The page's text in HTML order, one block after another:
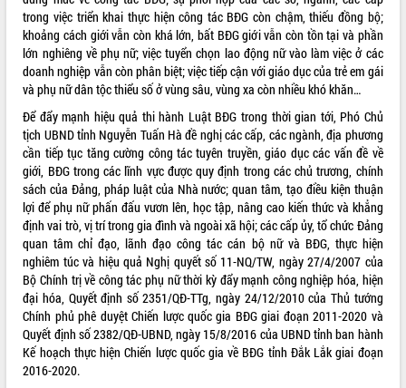
Thứ trưởng Bộ Nông nghiệp và Môi
trường Nguyễn Hoàng Hiệp khảo sát
vùng trồng và doanh nghiệp đóng gói
sầu riêng tại Đắk Lắk
Trình diễn nghệ thuật chế biến các
món ăn từ sầu riêng
Đắk Lắk công bố Quy hoạch và xúc
tiến đầu tư tỉnh
Ngành cá ngừ Đắk Lắk chủ động thích
ứng để giữ vững thị trường xuất khẩu
Diễn đàn Kinh tế tư nhân Việt Nam đột
phá cơ chế - Hợp tác công tư
Đề án 06 tạo bước ngoặt đột phá trong
cải cách hành chính tỉnh Đắk Lắk
Kết nối tour, đẩy mạnh chuyển đổi số
để phát triển du lịch Đắk Lắk
Khởi động Dự án Đầu tư xây dựng hạ
tầng kỹ thuật Cụm công nghiệp Tân
Tiến
trong việc triển khai thực hiện công tác BĐG còn chậm, thiếu đồng bộ;
khoảng cách giới vẫn còn khá lớn, bất BĐG giới vẫn còn tồn tại và phần
lớn nghiêng về phụ nữ; việc tuyển chọn lao động nữ vào làm việc ở các
doanh nghiệp vẫn còn phân biệt; việc tiếp cận với giáo dục của trẻ em gái
và phụ nữ dân tộc thiểu số ở vùng sâu, vùng xa còn nhiều khó khăn…
Để đẩy mạnh hiệu quả thi hành Luật BĐG trong thời gian tới, Phó Chủ
tịch UBND tỉnh Nguyễn Tuấn Hà đề nghị các cấp, các ngành, địa phương
cần tiếp tục tăng cường công tác tuyên truyền, giáo dục các vấn đề về
giới, BĐG trong các lĩnh vực được quy định trong các chủ trương, chính
sách của Đảng, pháp luật của Nhà nước; quan tâm, tạo điều kiện thuận
lợi để phụ nữ phấn đấu vươn lên, học tập, nâng cao kiến thức và khẳng
định vai trò, vị trí trong gia đình và ngoài xã hội; các cấp ủy, tổ chức Đảng
quan tâm chỉ đạo, lãnh đạo công tác cán bộ nữ và BĐG, thực hiện
nghiêm túc và hiệu quả Nghị quyết số 11-NQ/TW, ngày 27/4/2007 của
Bộ Chính trị về công tác phụ nữ thời kỳ đẩy mạnh công nghiệp hóa, hiện
đại hóa, Quyết định số 2351/QĐ-TTg, ngày 24/12/2010 của Thủ tướng
Chính phủ phê duyệt Chiến lược quốc gia BĐG giai đoạn 2011-2020 và
Quyết định số 2382/QĐ-UBND, ngày 15/8/2016 của UBND tỉnh ban hành
Kế hoạch thực hiện Chiến lược quốc gia về BĐG tỉnh Đắk Lắk giai đoạn
2016-2020.